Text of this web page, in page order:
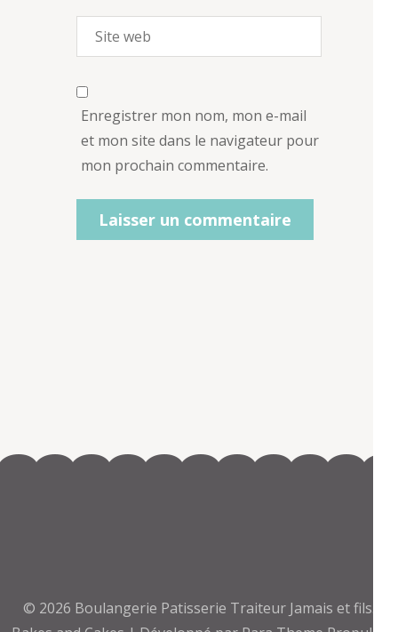
Enregistrer mon nom, mon e-mail
et mon site dans le navigateur pour
mon prochain commentaire.
© 2026 Boulangerie Patisserie Traiteur Jamais et fils